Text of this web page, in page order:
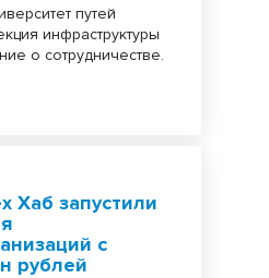
путей
инфраструктуры
о сотрудничестве.
Хаб запустили
с
рублей